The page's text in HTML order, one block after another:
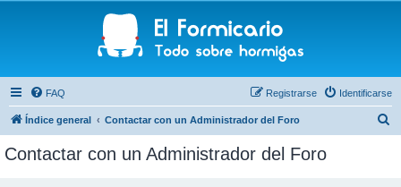
FAQ Identificarse
Registrarse
Índice general Contactar con un Administrador del Foro
Contactar con un Administrador del Foro